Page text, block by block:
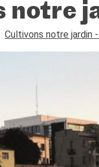
notre
Cultivons notre jardin